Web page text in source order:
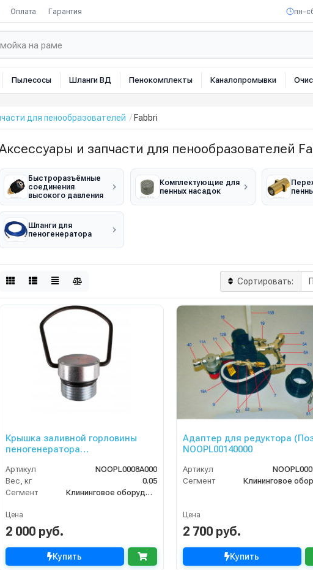
Оплата Гарантия
Пылесосы Шланги ВД Пенокомплекты Каналопромывки
для пенообразователей Fabbri
и запчасти для пенообразователей
Быстроразъёмные
соединения
высокого давления
Комплектующие для
пенных насадок
Шланги для
пеногенератора
Сортировать:
Крышка заливной горловины
пеногенератора
Артикул
NOOPL0008A000
Вес, кг
0.05
Сегмент
Клининговое оборудование
Цена
2 000 руб.
Купить
Адаптeр для редуктора
NOOPL00140000
Артикул
Сегмент
Цена
2 700 руб.
Купить